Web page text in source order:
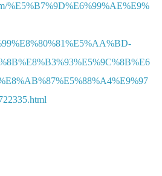
%E5%B7%9D%E6%99%AE%E9%